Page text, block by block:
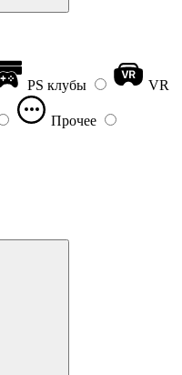
PS клубы VR
Прочее